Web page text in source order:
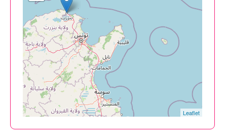
Leaflet